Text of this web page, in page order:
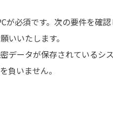
必須です。次の要件を確
いいたします。
ータが保存されているシ
負いません。